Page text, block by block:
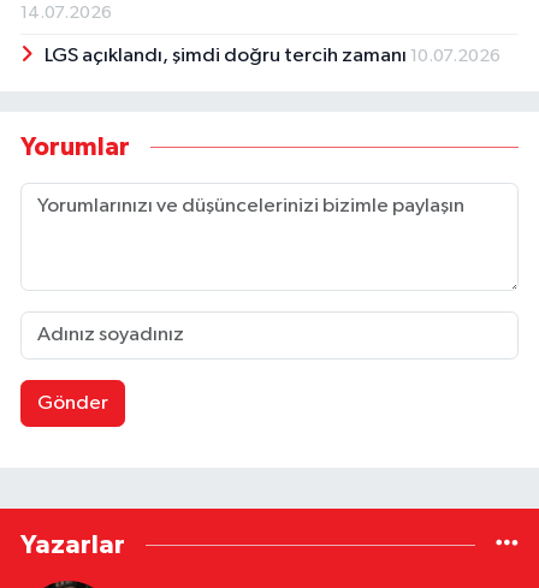
14.07.2026
LGS açıklandı, şimdi doğru tercih zamanı 10.07.2026
Yorumlar
Gönder
Yazarlar